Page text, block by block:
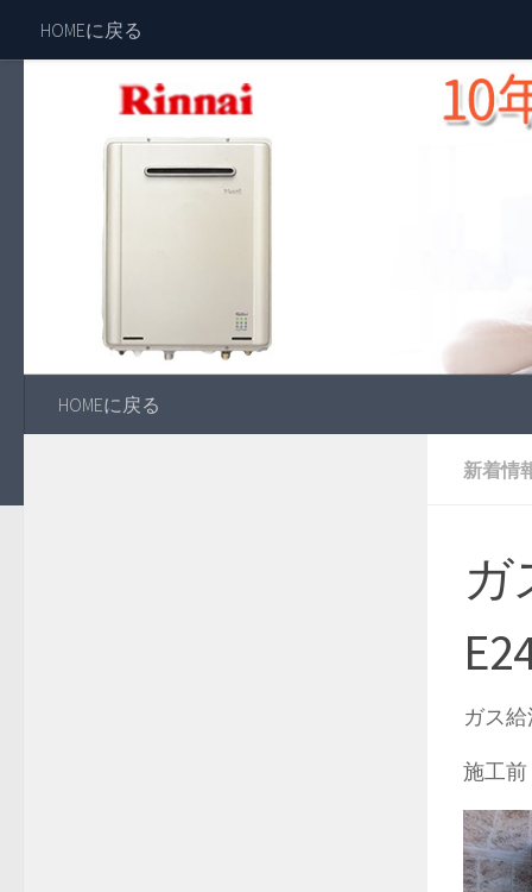
HOMEに戻る
HOMEに戻る
新着情
ガ
ガス給
施工前